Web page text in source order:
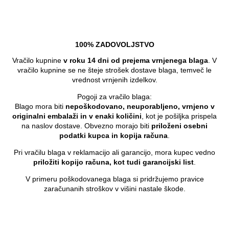
100% ZADOVOLJSTVO
Vračilo kupnine v roku 14 dni od prejema vrnjenega blaga . V
vračilo kupnine se ne šteje strošek dostave blaga, temveč le
vrednost vrnjenih izdelkov.
Pogoji za vračilo blaga:
Blago mora biti nepoškodovano, neuporabljeno, vrnjeno v
originalni embalaži in v enaki količini , kot je pošiljka prispela
na naslov dostave. Obvezno morajo biti priloženi osebni
podatki kupca in kopija računa
Pri vračilu blaga v reklamacijo ali garancijo, mora kupec vedno
priložiti kopijo računa, kot tudi garancijski list
V primeru poškodovanega blaga si pridržujemo pravice
zaračunanih stroškov v višini nastale škode.